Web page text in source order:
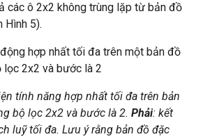
các ô 2x2 không trùng lặp từ bản đồ
Hình 5).
tính năng hợp nhất tối đa trên bản
bộ lọc 2x2 và bước là 2. Phải: kết
luỹ tối đa. Lưu ý rằng bản đồ đặc